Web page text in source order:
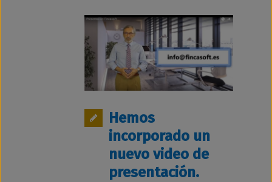
Hemos
incorporado un
nuevo video de
presentación.